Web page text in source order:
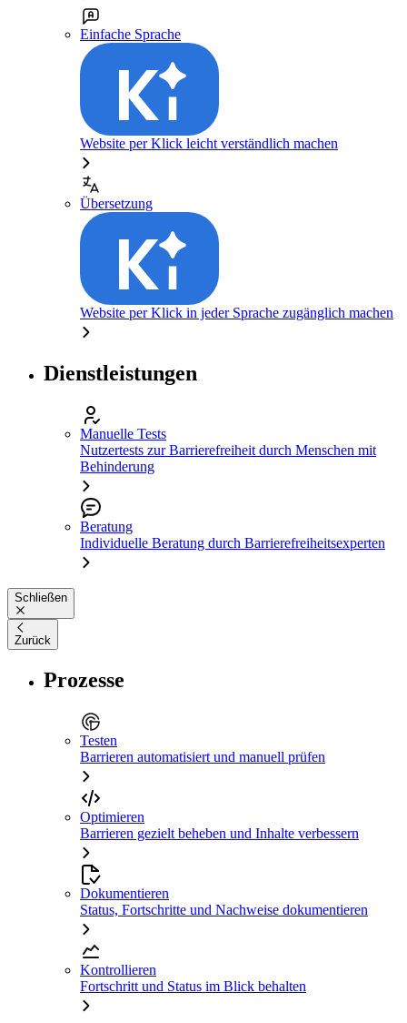
Einfache Sprache
Website per Klick leicht verständlich machen
Übersetzung
Website per Klick in jeder Sprache zugänglich machen
Dienstleistungen
Manuelle Tests
Nutzertests zur Barrierefreiheit durch Menschen mit
Behinderung
Beratung
Individuelle Beratung durch Barrierefreiheitsexperten
Schließen
Zurück
Prozesse
Testen
Barrieren automatisiert und manuell prüfen
Optimieren
Barrieren gezielt beheben und Inhalte verbessern
Dokumentieren
Status, Fortschritte und Nachweise dokumentieren
Kontrollieren
Fortschritt und Status im Blick behalten